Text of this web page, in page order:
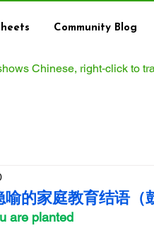
Community Blog
Chinese, right‑click to
喻的家庭教育结语（
are planted